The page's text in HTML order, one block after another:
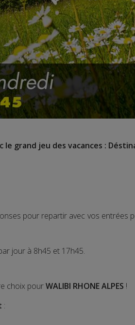
grand jeu des vacances :
pour repartir avec vos entrées
jour à 8h45 et 17h45.
choix pourWALIBI RHONE ALPES !
: